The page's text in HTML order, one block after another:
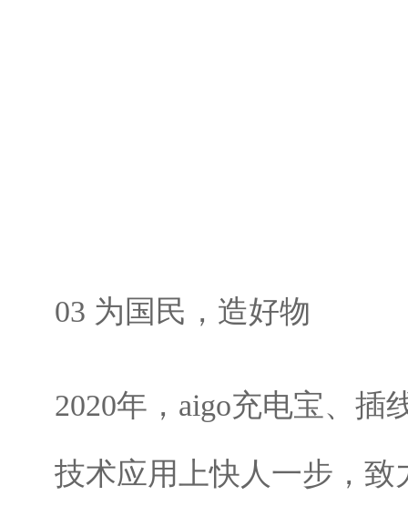
03 为国民，造好物
2020年，aigo充电宝、插
技术应用上快人一步，